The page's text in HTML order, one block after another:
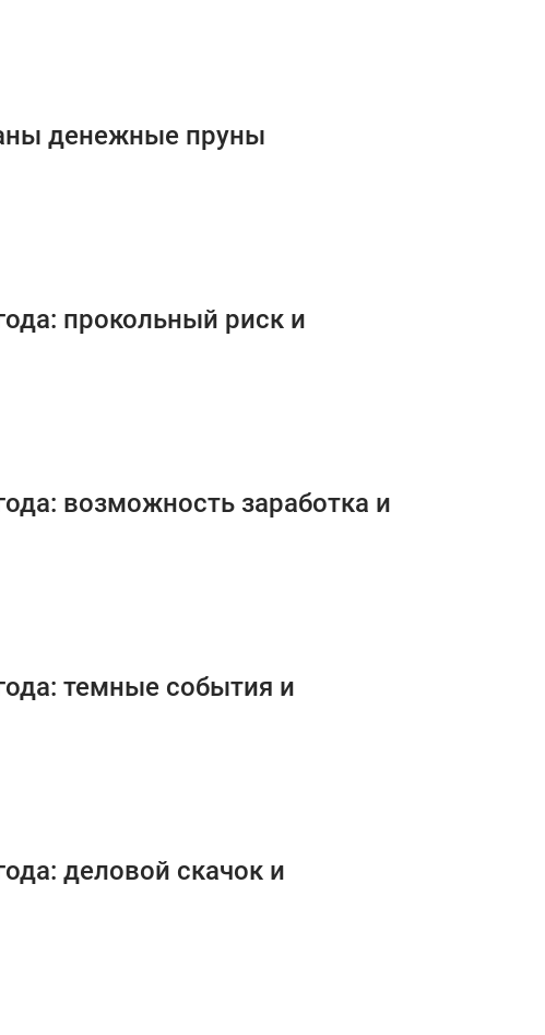
денежные пруны
прокольный риск и
возможность заработка и
темные события и
деловой скачок и